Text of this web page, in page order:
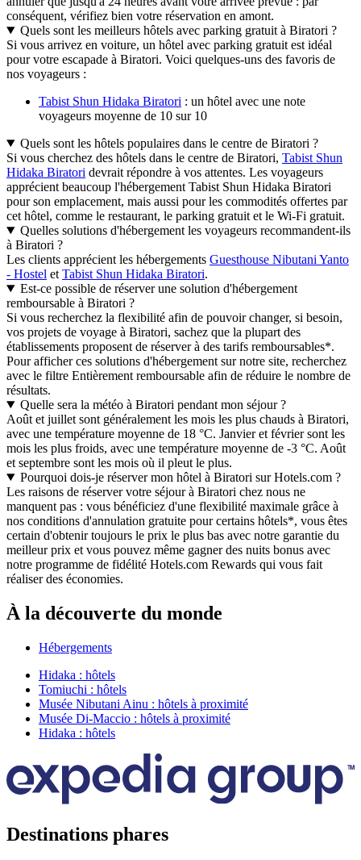
conséquent, vérifiez bien votre réservation en amont.
Quels sont les meilleurs hôtels avec parking gratuit à Biratori ?
Si vous arrivez en voiture, un hôtel avec parking gratuit est idéal
pour votre escapade à Biratori. Voici quelques-uns des favoris de
nos voyageurs :
Tabist Shun Hidaka Biratori : un hôtel avec une note
voyageurs moyenne de 10 sur 10
Quels sont les hôtels populaires dans le centre de Biratori ?
Si vous cherchez des hôtels dans le centre de Biratori, Tabist Shun
Hidaka Biratori devrait répondre à vos attentes. Les voyageurs
apprécient beaucoup l'hébergement Tabist Shun Hidaka Biratori
pour son emplacement, mais aussi pour les commodités offertes par
cet hôtel, comme le restaurant, le parking gratuit et le Wi-Fi gratuit.
Quelles solutions d'hébergement les voyageurs recommandent-ils
à Biratori ?
Les clients apprécient les hébergements Guesthouse Nibutani Yanto
- Hostel et Tabist Shun Hidaka Biratori.
Est-ce possible de réserver une solution d'hébergement
remboursable à Biratori ?
Si vous recherchez la flexibilité afin de pouvoir changer, si besoin,
vos projets de voyage à Biratori, sachez que la plupart des
établissements proposent de réserver à des tarifs remboursables*.
Pour afficher ces solutions d'hébergement sur notre site, recherchez
avec le filtre Entièrement remboursable afin de réduire le nombre de
résultats.
Quelle sera la météo à Biratori pendant mon séjour ?
Août et juillet sont généralement les mois les plus chauds à Biratori,
avec une température moyenne de 18 °C. Janvier et février sont les
mois les plus froids, avec une température moyenne de -3 °C. Août
et septembre sont les mois où il pleut le plus.
Pourquoi dois-je réserver mon hôtel à Biratori sur Hotels.com ?
Les raisons de réserver votre séjour à Biratori chez nous ne
manquent pas : vous bénéficiez d'une flexibilité maximale grâce à
nos conditions d'annulation gratuite pour certains hôtels*, vous êtes
certain d'obtenir toujours le prix le plus bas avec notre garantie du
meilleur prix et vous pouvez même gagner des nuits bonus avec
notre programme de fidélité Hotels.com Rewards qui vous fait
réaliser des économies.
À la découverte du monde
Hébergements
Hidaka : hôtels
Tomiuchi : hôtels
Musée Nibutani Ainu : hôtels à proximité
Musée Di-Maccio : hôtels à proximité
Hidaka : hôtels
Destinations phares